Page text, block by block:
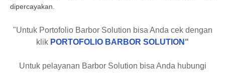
dipercayakan.
"Untuk Portofolio Barbor Solution bisa Anda cek dengan
klik PORTOFOLIO BARBOR SOLUTION "
Untuk pelayanan Barbor Solution bisa Anda hubungi